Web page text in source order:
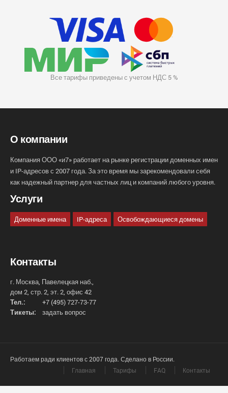
Все тарифы приведены с учетом НДС 5 %
О компании
Компания ООО «и7» работает на рынке регистрации доменных имен
и IP-адресов с 2007 года. За это время мы зарекомендовали себя
как надежный партнер для частных лиц и компаний любого уровня.
Услуги
Доменные имена IP-адреса Освобождающиеся домены
Контакты
г. Москва, Павелецкая наб.,
дом 2, стр. 2, эт. 2, офис 42
Тел.:
+7 (495) 727-73-77
Тикеты:
задать вопрос
Работаем ради клиентов с 2007 года. Сделано в России.
Главная
Тарифы FAQ Контакты